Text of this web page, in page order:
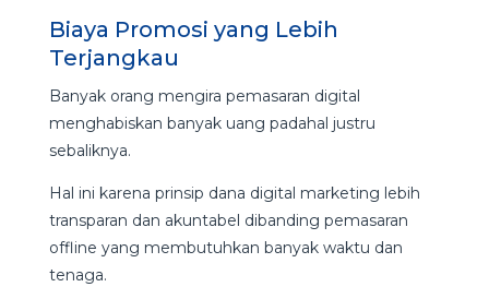
Biaya Promosi yang Lebih
Terjangkau
Banyak orang mengira pemasaran digital
menghabiskan banyak uang padahal justru
sebaliknya.
Hal ini karena prinsip dana digital marketing lebih
transparan dan akuntabel dibanding pemasaran
offline yang membutuhkan banyak waktu dan
tenaga.